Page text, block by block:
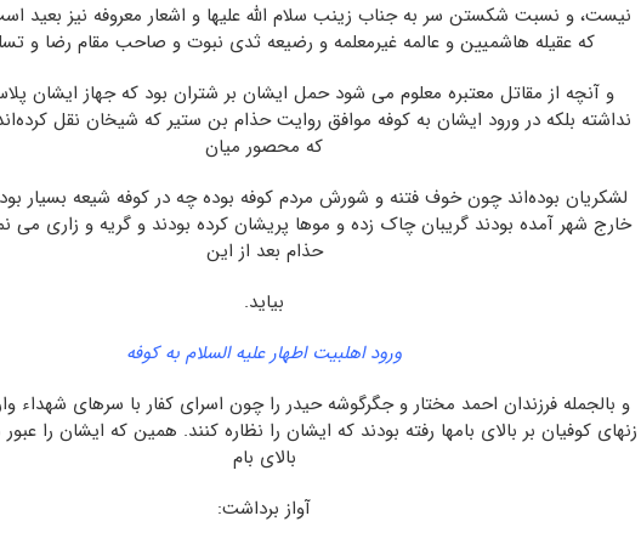
نیست، و نسبت شکستن سر به جناب زینب سلام الله علیها و اشعار معروفه نیز بعید
که عقیله هاشمیین و عالمه غیرمعلمه و رضیعه‌ ثدی نبوت و صاحب مقام رضا و
و آنچه از مقاتل معتبره معلوم می شود حمل ایشان بر شتران بود که جهاز ایشان
نداشته بلکه در ورود ایشان به کوفه موافق روایت حذام بن ستیر که شیخان نقل
که محصور میان
لشکریان بوده‌اند چون خوف فتنه و شورش مردم کوفه بوده چه در کوفه شیعه بسیار
خارج شهر آمده بودند گریبان چاک زده و موها پریشان کرده بودند و گریه و زاری می
حذام بعد از این
بیاید.
ورود اهلبیت اطهار علیه السلام به کوفه
و بالجمله فرزندان احمد مختار و جگرگوشه حیدر را چون اسرای کفار با سرهای شهداء
زنهای کوفیان بر بالای بامها رفته بودند که ایشان را نظاره کنند. همین که ایشان را
بالای بام
آواز برداشت: